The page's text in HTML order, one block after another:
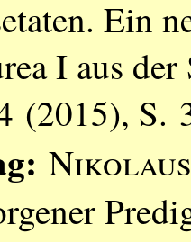
Ein
I aus
(2015), S.